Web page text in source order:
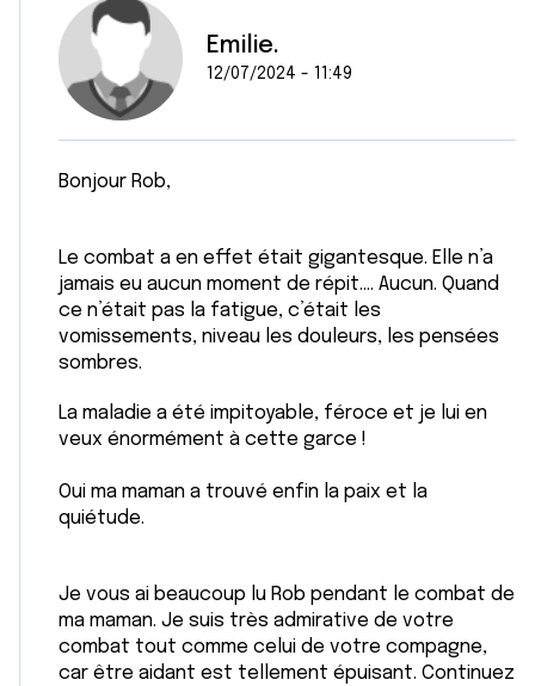
Emilie.
12/07/2024 - 11:49
Bonjour Rob,
Le combat a en effet était gigantesque. Elle n’a
jamais eu aucun moment de répit…. Aucun. Quand
ce n’était pas la fatigue, c’était les
vomissements, niveau les douleurs, les pensées
sombres.
La maladie a été impitoyable, féroce et je lui en
veux énormément à cette garce !
Oui ma maman a trouvé enfin la paix et la
quiétude.
Je vous ai beaucoup lu Rob pendant le combat de
ma maman. Je suis très admirative de votre
combat tout comme celui de votre compagne,
car être aidant est tellement épuisant. Continuez